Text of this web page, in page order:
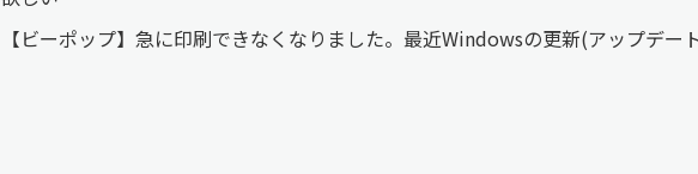
【ビーポップ】急に印刷できなくなりました。最近Windowsの更新(アップデー